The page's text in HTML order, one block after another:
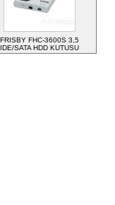
FRISBY FHC-3600S 3,5
IDE/SATA HDD KUTUSU